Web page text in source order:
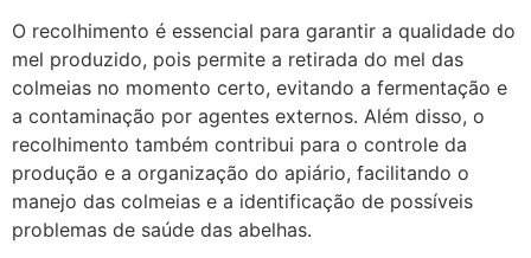
O recolhimento é essencial para garantir a qualidade do
mel produzido, pois permite a retirada do mel das
colmeias no momento certo, evitando a fermentação e
a contaminação por agentes externos. Além disso, o
recolhimento também contribui para o controle da
produção e a organização do apiário, facilitando o
manejo das colmeias e a identificação de possíveis
problemas de saúde das abelhas.